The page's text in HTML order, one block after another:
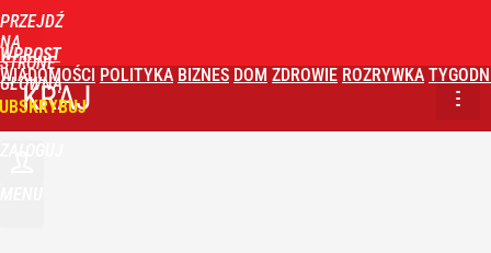
PRZEJDŹ
NA
STRONĘ
GŁÓWNĄ
WPROST
WIADOMOŚCI POLITYKA BIZNES DOM ZDROWIE ROZRYWKA
KRAJ